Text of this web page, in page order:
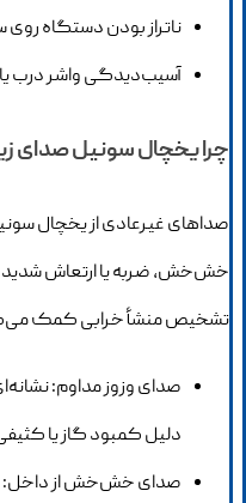
ناتراز بودن دستگاه
آسیب‌دیدگی واشر درب
چرا یخچال سونیل صدای
صداهای غیرعادی از یخچال
خش‌خش، ضربه یا ارتعاش شدید
تشخیص منشأ خرابی کمک
صدای وزوز مداوم:
دلیل کمبود گاز یا
صدای خش‌خش از داخل: